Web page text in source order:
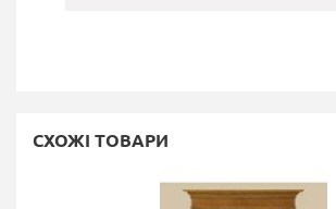
СХОЖІ ТОВАРИ